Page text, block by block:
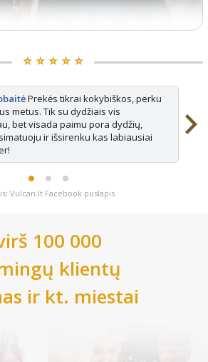
⭐️ ⭐️ ⭐️ ⭐️ ⭐️
Prekės tikrai kokybiškos, perku
metus. Tik su dydžiais vis
bet visada paimu pora dydžių,
ir išsirenku kas labiausiai
Vulcan.lt Facebook puslapis
100 000
klientų
ir kt. miestai